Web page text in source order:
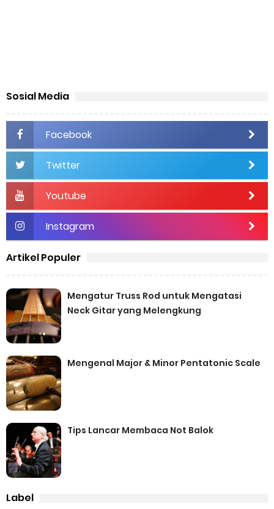
Sosial Media
Facebook
Twitter
Youtube
Instagram
Artikel Populer
Mengatur Truss Rod untuk Mengatasi
Neck Gitar yang Melengkung
Mengenal Major & Minor Pentatonic Scale
Tips Lancar Membaca Not Balok
Label